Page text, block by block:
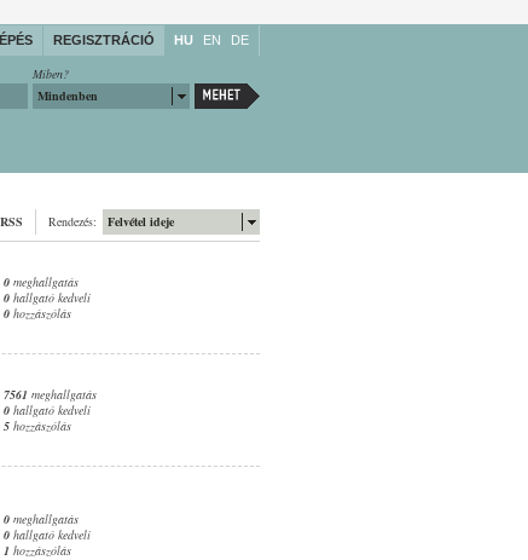
REGISZTRÁCIÓ HU EN DE
Miben?
Mindenben
Felvétel ideje
Rendezés:
RSS
0 meghallgatás
0 hallgató kedveli
0 hozzászólás
7561 meghallgatás
0 hallgató kedveli
5 hozzászólás
0 meghallgatás
0 hallgató kedveli
1 hozzászólás